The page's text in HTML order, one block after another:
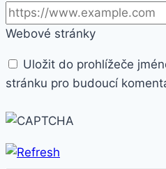
Webové stránky
Uložit do prohlížeče
stránku pro budoucí